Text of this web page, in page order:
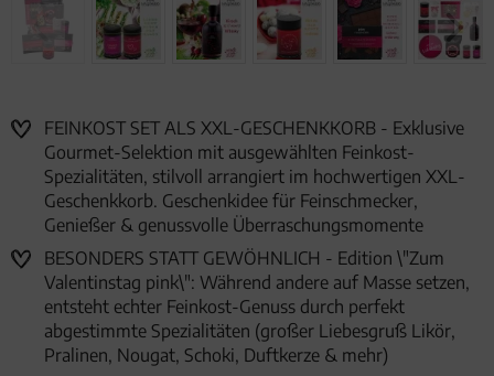
FEINKOST SET ALS XXL-GESCHENKKORB - Exklusive
Gourmet-Selektion mit ausgewählten Feinkost-
Spezialitäten, stilvoll arrangiert im hochwertigen XXL-
Geschenkkorb. Geschenkidee für Feinschmecker,
Genießer & genussvolle Überraschungsmomente
BESONDERS STATT GEWÖHNLICH - Edition \"Zum
Valentinstag pink\": Während andere auf Masse setzen,
entsteht echter Feinkost-Genuss durch perfekt
abgestimmte Spezialitäten (großer Liebesgruß Likör,
Pralinen, Nougat, Schoki, Duftkerze & mehr)